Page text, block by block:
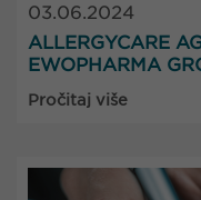
03.06.2024
ALLERGYCARE
EWOPHARMA
Pročitaj više